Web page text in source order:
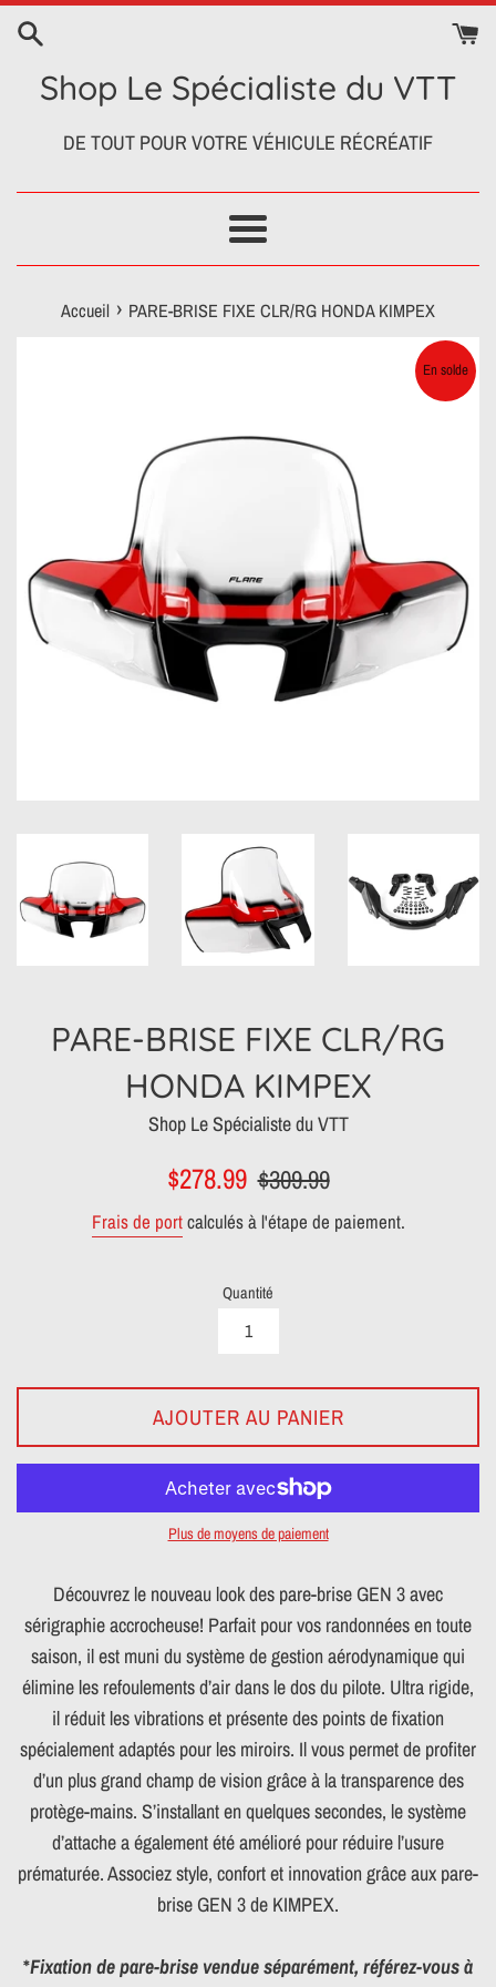
Passer
contenuShop Le Spécialiste du VTT
DE TOUT POUR VOTRE VÉHICULE RÉCRÉATIF
Menu
Accueil › PARE-BRISE FIXE CLR/RG HONDA KIMPEX
En solde
PARE-BRISE FIXE CLR/RG
HONDA KIMPEX
Shop Le Spécialiste du VTT
Prix
$278.99 Prix
$309.99
Frais de portcalculés à l'étape de paiement.
Quantité
AJOUTER AU PANIER
Plus de moyens de paiement
Découvrez le nouveau look des pare-brise GEN 3 avec
sérigraphie accrocheuse! Parfait pour vos randonnées en toute
saison, il est muni du système de gestion aérodynamique qui
élimine les refoulements d’air dans le dos du pilote. Ultra rigide,
il réduit les vibrations et présente des points de fixation
spécialement adaptés pour les miroirs. Il vous permet de profiter
d’un plus grand champ de vision grâce à la transparence des
protège-mains. S’installant en quelques secondes, le système
d’attache a également été amélioré pour réduire l’usure
prématurée. Associez style, confort et innovation grâce aux pare-
brise GEN 3 de KIMPEX.
*Fixation de pare-brise vendue séparément, référez-vous à